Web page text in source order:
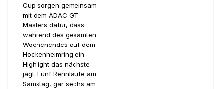
Cup sorgen gemeinsam
mit dem ADAC GT
Masters dafür, dass
während des gesamten
Wochenendes auf dem
Hockenheimring ein
Highlight das nächste
jagt. Fünf Rennläufe am
Samstag, gar sechs am